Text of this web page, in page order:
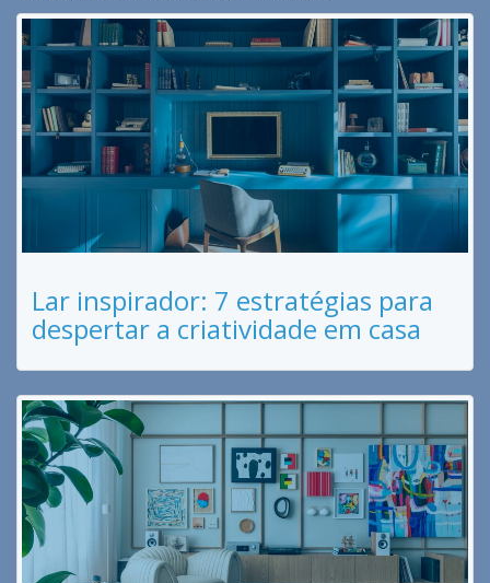
Lar inspirador: 7 estratégias para
despertar a criatividade em casa